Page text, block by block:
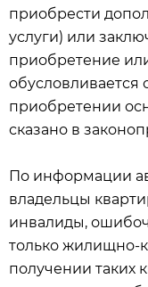
приобрести
услуги) или
приобретение
обусловливается
приобретении
сказано в
По информации
владельцы
инвалиды,
только жилищно-
получении таких